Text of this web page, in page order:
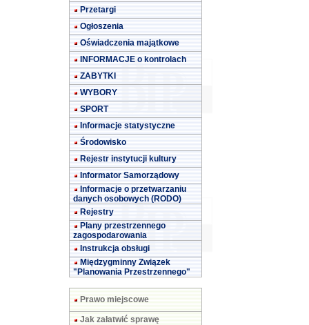
Przetargi
Ogłoszenia
Oświadczenia majątkowe
INFORMACJE o kontrolach
ZABYTKI
WYBORY
SPORT
Informacje statystyczne
Środowisko
Rejestr instytucji kultury
Informator Samorządowy
Informacje o przetwarzaniu
danych osobowych (RODO)
Rejestry
Plany przestrzennego
zagospodarowania
Instrukcja obsługi
Międzygminny Związek
"Planowania Przestrzennego"
Prawo miejscowe
Jak załatwić sprawę